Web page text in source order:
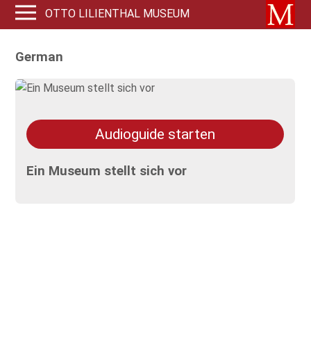
OTTO LILIENTHAL MUSEUM
German
Audioguide starten
Ein Museum stellt sich vor